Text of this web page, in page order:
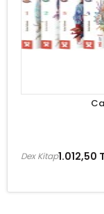
1.012,50
Dex Kitap